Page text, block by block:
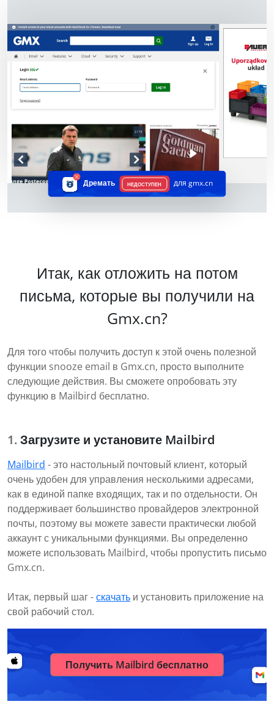
Дремать НЕДОСТУПЕН для gmx.cn
Итак, как отложить на потом
письма, которые вы получили на
Gmx.cn?
Для того чтобы получить доступ к этой очень полезной
функции snooze email в Gmx.cn, просто выполните
следующие действия. Вы сможете опробовать эту
функцию в Mailbird бесплатно.
Загрузите и установите Mailbird
Mailbird - это настольный почтовый клиент, который
очень удобен для управления несколькими адресами,
как в единой папке входящих, так и по отдельности. Он
поддерживает большинство провайдеров электронной
почты, поэтому вы можете завести практически любой
аккаунт с уникальными функциями. Вы определенно
можете использовать Mailbird, чтобы пропустить письмо
Gmx.cn.
Итак, первый шаг -скачать и установить приложение на
свой рабочий стол.
Получить Mailbird бесплатно